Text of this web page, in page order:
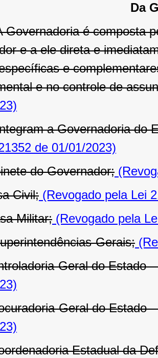
Da
Governadoria é composta
e a ele direta e
e
e no controle de
a Governadoria do
de 01/01/2023)
do Governador;
Civil; (Revogado pela Lei
Militar; (Revogado pela
Gerais;
Geral do Estado
Geral do Estado
Estadual da